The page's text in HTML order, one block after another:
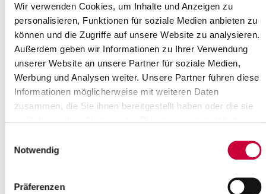
Wir verwenden Cookies, um Inhalte und Anzeigen zu
personalisieren, Funktionen für soziale Medien anbieten zu
können und die Zugriffe auf unsere Website zu analysieren.
Außerdem geben wir Informationen zu Ihrer Verwendung
unserer Website an unsere Partner für soziale Medien,
Werbung und Analysen weiter. Unsere Partner führen diese
Informationen möglicherweise mit weiteren Daten
zusammen, die Sie ihnen bereitgestellt haben oder die sie
Notwendig
Präferenzen
Aktion „Zu gut für den Müll“ am
15.02.2024
12.02.2024 - Am Donnerstag, den 15.02.2024, wird die Aktion „Zu
gut für den Müll“ fortgesetzt. Die beteilig-ten Organisationen sind
dann von...
Geflügelpestausbruch im Kreis
betroffen